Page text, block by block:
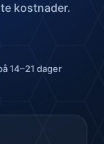
kostnader.
14–21 dager